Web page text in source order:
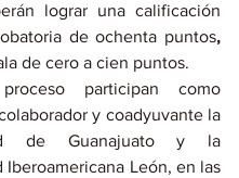
lograr una calificación
de ochenta puntos,
de cero a cien puntos.
participan como
y coadyuvante la
de Guanajuato y la
Iberoamericana León, en las